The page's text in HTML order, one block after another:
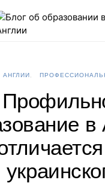
АНГЛИИ
в